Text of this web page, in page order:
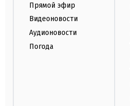
Прямой эфир
Видеоновости
Аудионовости
Погода